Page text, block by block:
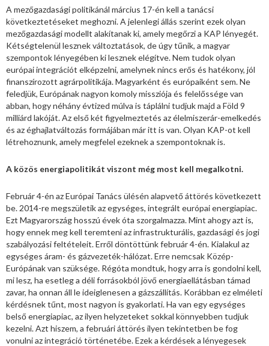
A mezőgazdasági politikánál március 17-én kell a tanácsi
következtetéseket meghozni. A jelenlegi állás szerint ezek olyan
mezőgazdasági modellt alakítanak ki, amely megőrzi a KAP lényegét.
Kétségtelenül lesznek változtatások, de úgy tűnik, a magyar
szempontok lényegében ki lesznek elégítve. Nem tudok olyan
európai integrációt elképzelni, amelynek nincs erős és hatékony, jól
finanszírozott agrárpolitikája. Magyarként és európaiként sem. Ne
feledjük, Európának nagyon komoly missziója és felelőssége van
abban, hogy néhány évtized múlva is táplálni tudjuk majd a Föld 9
milliárd lakóját. Az első két figyelmeztetés az élelmiszerár-emelkedés
és az éghajlatváltozás formájában már itt is van. Olyan KAP-ot kell
létrehoznunk, amely megfelel ezeknek a szempontoknak is.
A közös energiapolitikát viszont még most kell megalkotni.
Február 4-én az Európai Tanács ülésén alapvető áttörés következett
be. 2014-re megszületik az egységes, integrált európai energiapiac.
Ezt Magyarország hosszú évek óta szorgalmazza. Mint ahogy azt is,
hogy ennek meg kell teremteni az infrastrukturális, gazdasági és jogi
szabályozási feltételeit. Erről döntöttünk február 4-én. Kialakul az
egységes áram- és gázvezeték-hálózat. Erre nemcsak Közép-
Európának van szüksége. Régóta mondtuk, hogy arra is gondolni kell,
mi lesz, ha esetleg a déli forrásokból jövő energiaellátásban támad
zavar, ha onnan áll le ideiglenesen a gázszállítás. Korábban ez elméleti
kérdésnek tűnt, most nagyon is gyakorlati. Ha van egy egységes
belső energiapiac, az ilyen helyzeteket sokkal könnyebben tudjuk
kezelni. Azt hiszem, a februári áttörés ilyen tekintetben be fog
vonulni az integráció történetébe. Ezek a kérdések a lényegesek